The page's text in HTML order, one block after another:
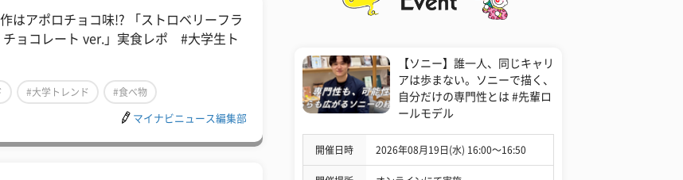
はアポロチョコ味!? 「ストロベリーフラ
チョコレート ver.」実食レポ #大学生ト
#大学トレンド #食べ物
マイナビニュース編集部
【ソニー】誰一人、同じキャリ
アは歩まない。ソニーで描く、
自分だけの専門性とは #先輩ロ
ールモデル
開催日時 2026年08月19日(水) 16:00〜16:50